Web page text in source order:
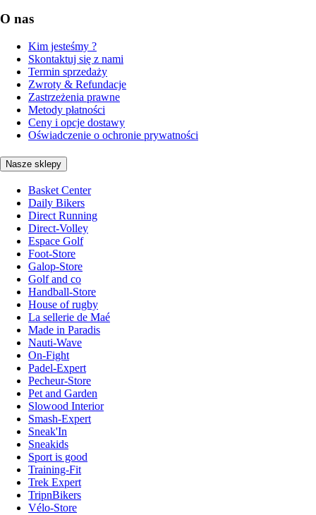
O nas
Kim jesteśmy ?
Skontaktuj się z nami
Termin sprzedaży
Zwroty & Refundacje
Zastrzeżenia prawne
Metody płatności
Ceny i opcje dostawy
Oświadczenie o ochronie prywatności
Nasze sklepy
Basket Center
Daily Bikers
Direct Running
Direct-Volley
Espace Golf
Foot-Store
Galop-Store
Golf and co
Handball-Store
House of rugby
La sellerie de Maé
Made in Paradis
Nauti-Wave
On-Fight
Padel-Expert
Pecheur-Store
Pet and Garden
Slowood Interior
Smash-Expert
Sneak'In
Sneakids
Sport is good
Training-Fit
Trek Expert
TripnBikers
Vélo-Store